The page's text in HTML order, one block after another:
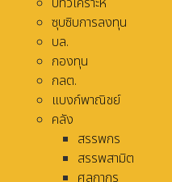
ซุบซิบการลงทุน
บล.
กองทุน
กลต.
แบงก์พาณิชย์
คลัง
สรรพกร
สรรพสามิต
ศุลกากร